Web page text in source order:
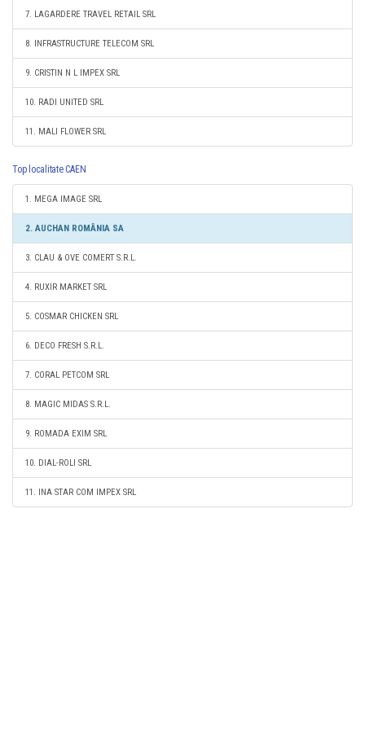
7. LAGARDERE TRAVEL RETAIL SRL
8. INFRASTRUCTURE TELECOM SRL
9. CRISTIN N L IMPEX SRL
10. RADI UNITED SRL
11. MALI FLOWER SRL
Top localitate CAEN
1. MEGA IMAGE SRL
2. AUCHAN ROMÂNIA SA
3. CLAU & OVE COMERT S.R.L.
4. RUXIR MARKET SRL
5. COSMAR CHICKEN SRL
6. DECO FRESH S.R.L.
7. CORAL PETCOM SRL
8. MAGIC MIDAS S.R.L.
9. ROMADA EXIM SRL
10. DIAL-ROLI SRL
11. INA STAR COM IMPEX SRL